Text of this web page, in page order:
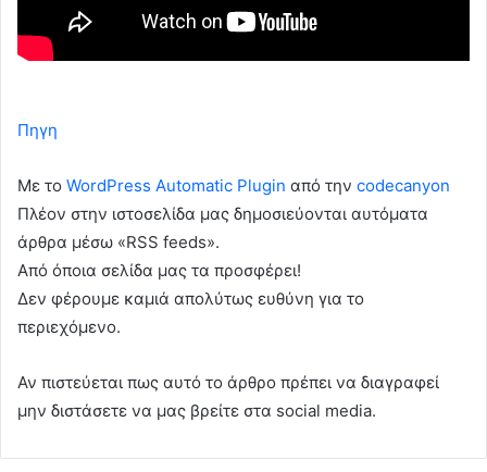
Πηγη
Με το WordPress Automatic Plugin από την codecanyon
Πλέον στην ιστοσελίδα μας δημοσιεύονται αυτόματα
άρθρα μέσω «RSS feeds».
Από όποια σελίδα μας τα προσφέρει!
Δεν φέρουμε καμιά απολύτως ευθύνη για το
περιεχόμενο.
Αν πιστεύεται πως αυτό το άρθρο πρέπει να διαγραφεί
μην διστάσετε να μας βρείτε στα social media.